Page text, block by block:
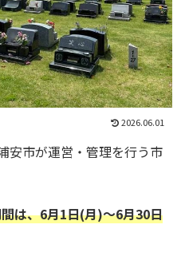
2026.06.01
安市が運営・管理を行う市
は、6月1日(月)～6月30日